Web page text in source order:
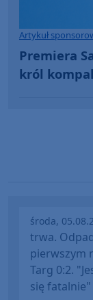
Artykuł
Premiera
król
środa,
trwa.
pierwszym
Targ 0:2.
się fatalnie"